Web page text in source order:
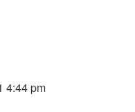
4:44 pm